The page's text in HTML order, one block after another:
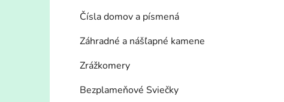
Čísla domov a písmená
Záhradné a nášľapné kamene
Zrážkomery
Bezplameňové Sviečky